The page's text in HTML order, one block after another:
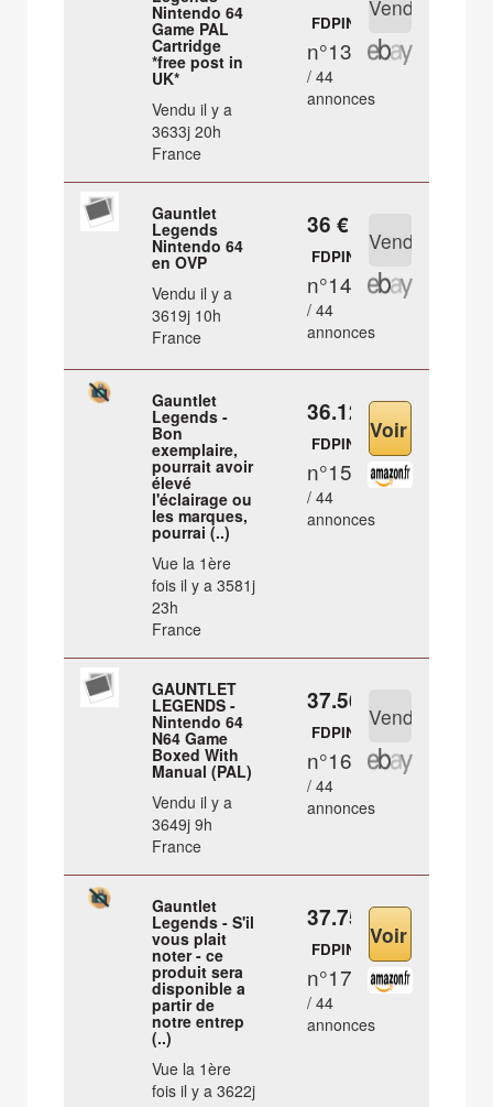
Nintendo 64
Game PAL
Cartridge
*free post in
UK*
Vendu il y a
3633j 20h
France
FDPIN
n°13
/ 44
annonces
Gauntlet
Legends
Nintendo 64
en OVP
Vendu il y a
3619j 10h
France
36 €
FDPIN
n°14
/ 44
annonces
Gauntlet
Legends -
Bon
exemplaire,
pourrait avoir
élevé
l'éclairage ou
les marques,
pourrai (..)
Vue la 1ère
fois il y a 3581j
23h
France
36.12 €
FDPIN
n°15
/ 44
annonces
GAUNTLET
LEGENDS -
Nintendo 64
N64 Game
Boxed With
Manual (PAL)
Vendu il y a
3649j 9h
France
37.56 €
FDPIN
n°16
/ 44
annonces
Gauntlet
Legends - S'il
vous plait
noter - ce
produit sera
disponible a
partir de
notre entrep
(..)
Vue la 1ère
fois il y a 3622j
37.75 €
FDPIN
n°17
/ 44
annonces